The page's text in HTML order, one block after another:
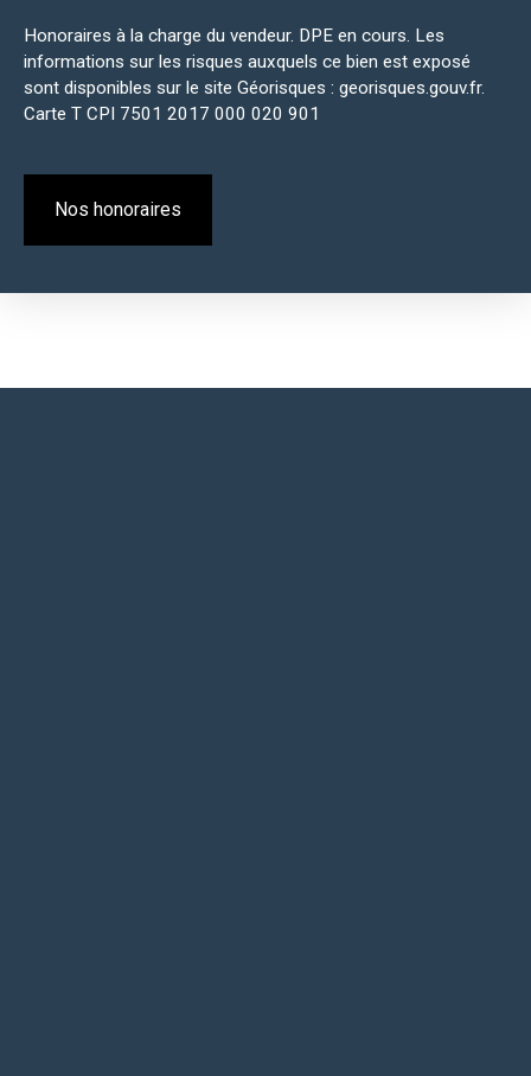
Honoraires à la charge du vendeur. DPE en cours. Les
informations sur les risques auxquels ce bien est exposé
sont disponibles sur le site Géorisques : georisques.gouv.fr.
Carte T CPI 7501 2017 000 020 901
Nos honoraires